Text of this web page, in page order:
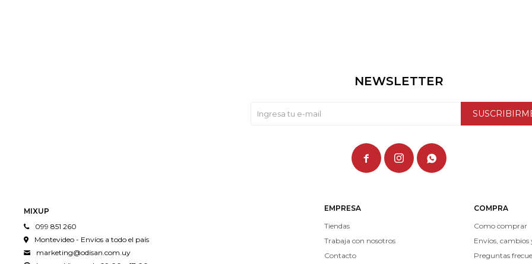
MIXUP
099 851 260
Montevideo - Envíos a todo el país
marketing@odisan.com.uy
EMPRESA
Tiendas
Trabaja con nosotros
Contacto
COMPRA
Como comprar
Envíos, cambios
Preguntas
NEWSLETTER
  